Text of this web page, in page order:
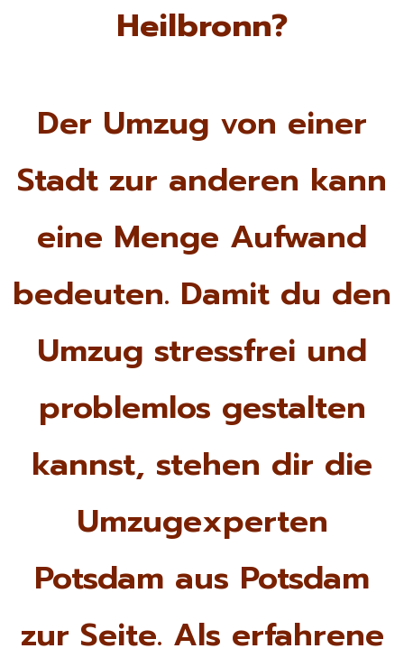
Heilbronn?
Der Umzug von einer
Stadt zur anderen kann
eine Menge Aufwand
bedeuten. Damit du den
Umzug stressfrei und
problemlos gestalten
kannst, stehen dir die
Umzugexperten
Potsdam aus Potsdam
zur Seite. Als erfahrene